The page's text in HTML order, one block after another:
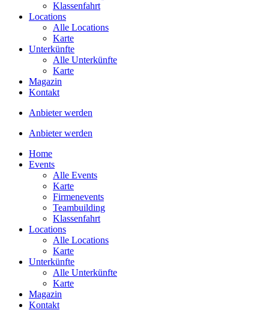
Klassenfahrt
Locations
Alle Locations
Karte
Unterkünfte
Alle Unterkünfte
Karte
Magazin
Kontakt
Anbieter werden
Anbieter werden
Home
Events
Alle Events
Karte
Firmenevents
Teambuilding
Klassenfahrt
Locations
Alle Locations
Karte
Unterkünfte
Alle Unterkünfte
Karte
Magazin
Kontakt